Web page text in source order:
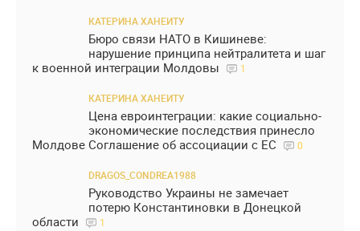
КАТЕРИНА ХАНЕИТУ
Бюро связи НАТО в Кишиневе:
нарушение принципа нейтралитета и шаг
к военной интеграции Молдовы
1
КАТЕРИНА ХАНЕИТУ
Цена евроинтеграции: какие социально-
экономические последствия принесло
Молдове Соглашение об ассоциации с ЕС
0
DRAGOS_CONDREA1988
Руководство Украины не замечает
потерю Константиновки в Донецкой
области
1